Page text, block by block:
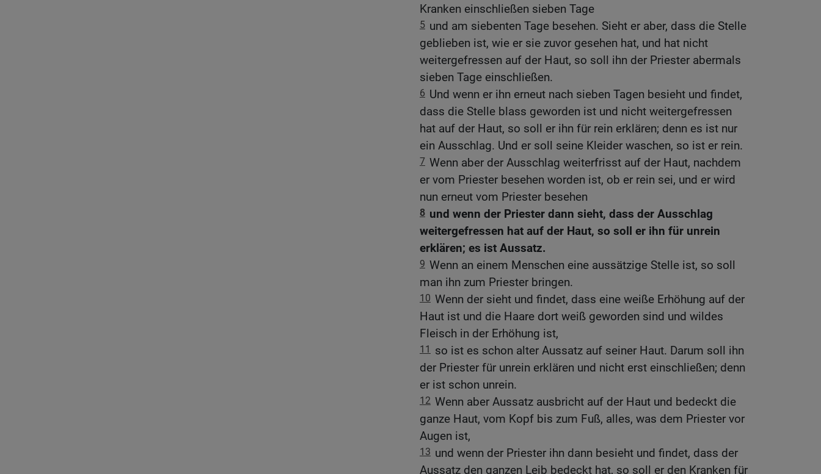
Kranken einschließen sieben Tage
5 und am siebenten Tage besehen. Sieht er aber, dass die Stelle
geblieben ist, wie er sie zuvor gesehen hat, und hat nicht
weitergefressen auf der Haut, so soll ihn der Priester abermals
sieben Tage einschließen.
6 Und wenn er ihn erneut nach sieben Tagen besieht und findet,
dass die Stelle blass geworden ist und nicht weitergefressen
hat auf der Haut, so soll er ihn für rein erklären; denn es ist nur
ein Ausschlag. Und er soll seine Kleider waschen, so ist er rein.
7 Wenn aber der Ausschlag weiterfrisst auf der Haut, nachdem
er vom Priester besehen worden ist, ob er rein sei, und er wird
nun erneut vom Priester besehen
8 und wenn der Priester dann sieht, dass der Ausschlag
weitergefressen hat auf der Haut, so soll er ihn für unrein
erklären; es ist Aussatz.
9 Wenn an einem Menschen eine aussätzige Stelle ist, so soll
man ihn zum Priester bringen.
10 Wenn der sieht und findet, dass eine weiße Erhöhung auf der
Haut ist und die Haare dort weiß geworden sind und wildes
Fleisch in der Erhöhung ist,
11
so ist es schon alter Aussatz auf seiner Haut. Darum soll ihn
der Priester für unrein erklären und nicht erst einschließen; denn
er ist schon unrein.
12 Wenn aber Aussatz ausbricht auf der Haut und bedeckt die
ganze Haut, vom Kopf bis zum Fuß, alles, was dem Priester vor
Augen ist,
13 und wenn der Priester ihn dann besieht und findet, dass der
Aussatz den ganzen Leib bedeckt hat, so soll er den Kranken für